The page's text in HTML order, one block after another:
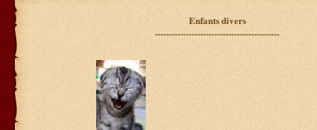
Enfants divers
--------------------------------------------